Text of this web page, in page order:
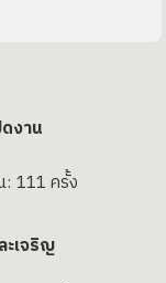
งาน
: 111 ครั้ง
เจริญ